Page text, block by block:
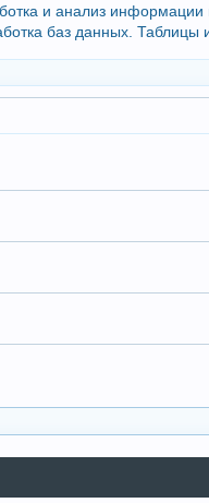
и анализ информации
баз данных. Таблицы